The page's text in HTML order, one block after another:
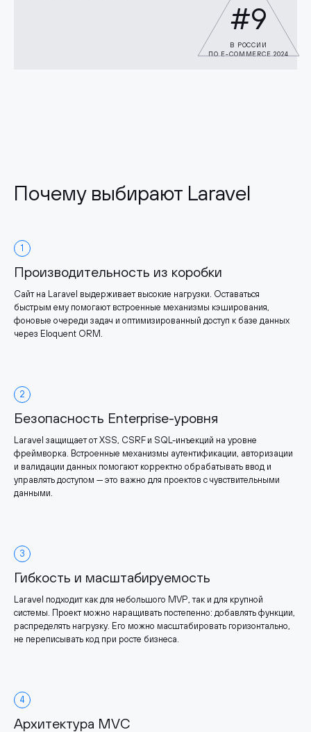
#9
В РОССИИ
ПО E-COMMERCE 2024
Почему выбирают Laravel
1
Производительность из коробки
Сайт на Laravel выдерживает высокие нагрузки. Оставаться
быстрым ему помогают встроенные механизмы кэширования,
фоновые очереди задач и оптимизированный доступ к базе данных
через Eloquent ORM.
2
Безопасность Enterprise-уровня
Laravel защищает от XSS, CSRF и SQL-инъекций на уровне
фреймворка. Встроенные механизмы аутентификации, авторизации
и валидации данных помогают корректно обрабатывать ввод и
управлять доступом — это важно для проектов с чувствительными
данными.
3
Гибкость и масштабируемость
Laravel подходит как для небольшого MVP, так и для крупной
системы. Проект можно наращивать постепенно: добавлять функции,
распределять нагрузку. Его можно масштабировать горизонтально,
не переписывать код при росте бизнеса.
4
Архитектура MVC